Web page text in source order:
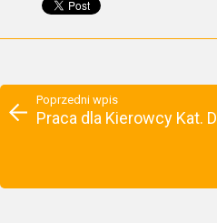
Poprzedni wpis
Praca dla Kierowcy Kat. D